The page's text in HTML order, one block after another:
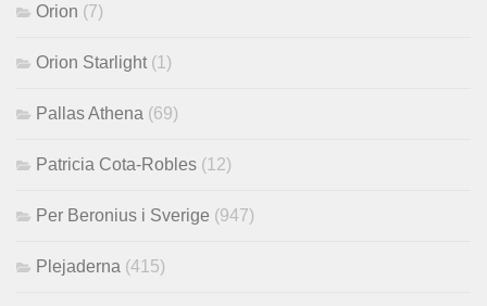
Orion (7)
Orion Starlight (1)
Pallas Athena (69)
Patricia Cota-Robles (12)
Per Beronius i Sverige (947)
Plejaderna (415)